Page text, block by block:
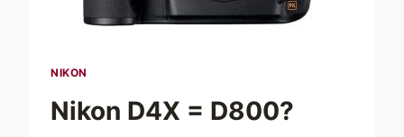
NIKON
Nikon D4X = D800?